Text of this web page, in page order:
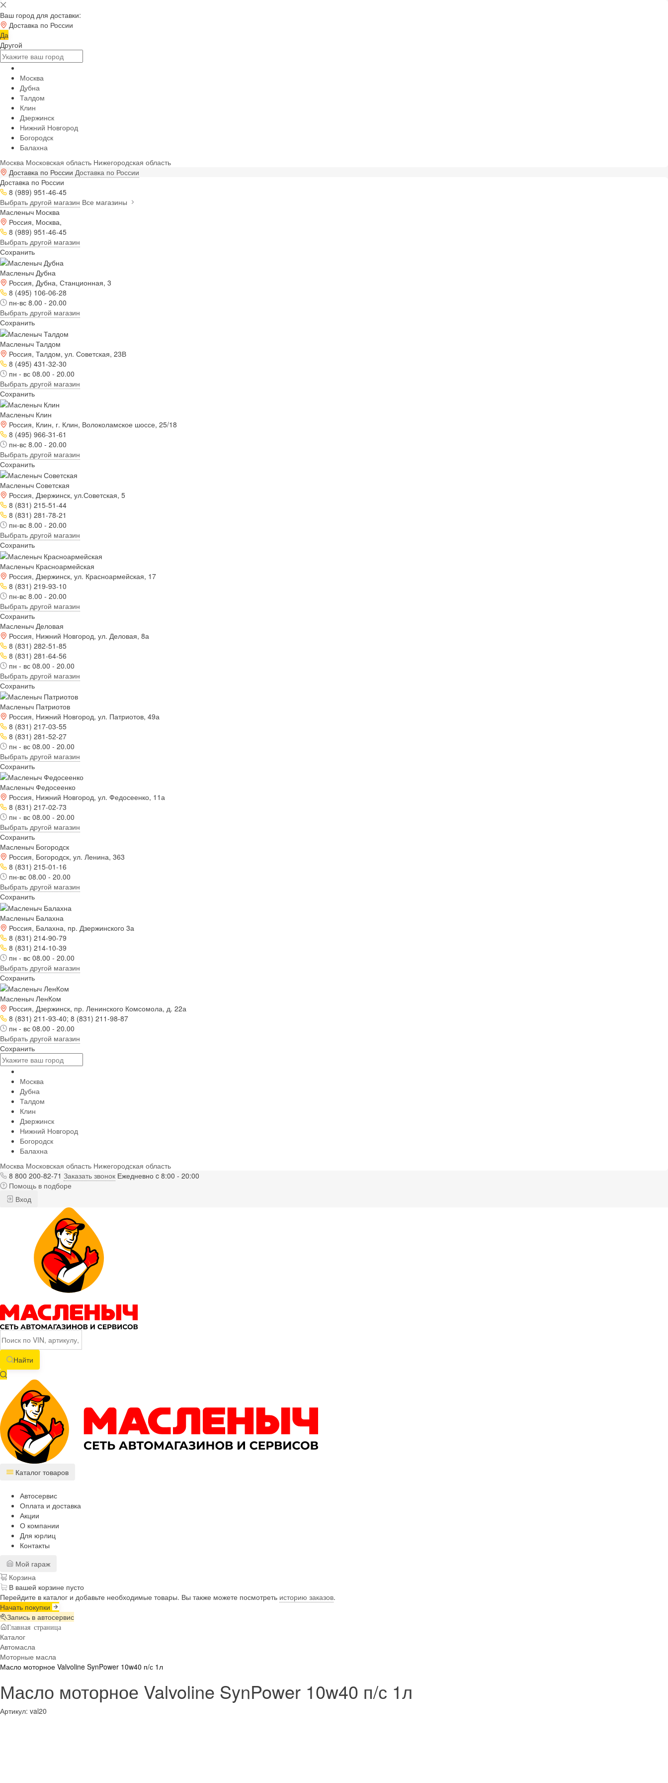
Ваш город для доставки:
Доставка по России
Да
Другой
Москва
Дубна
Талдом
Клин
Дзержинск
Нижний Новгород
Богородск
Балахна
Москва Московская область Нижегородская область
Доставка по России Доставка по России
Доставка по России
8 (989) 951-46-45
Выбрать другой магазин Все магазины
Масленыч Москва
Россия, Москва,
8 (989) 951-46-45
Выбрать другой магазин
Сохранить
Масленыч Дубна
Россия, Дубна, Станционная, 3
8 (495) 106-06-28
пн-вс 8.00 - 20.00
Выбрать другой магазин
Сохранить
Масленыч Талдом
Россия, Талдом, ул. Советская, 23В
8 (495) 431-32-30
пн - вс 08.00 - 20.00
Выбрать другой магазин
Сохранить
Масленыч Клин
Россия, Клин, г. Клин, Волоколамское шоссе, 25/18
8 (495) 966-31-61
пн-вс 8.00 - 20.00
Выбрать другой магазин
Сохранить
Масленыч Советская
Россия, Дзержинск, ул.Советская, 5
8 (831) 215-51-44
8 (831) 281-78-21
пн-вс 8.00 - 20.00
Выбрать другой магазин
Сохранить
Масленыч Красноармейская
Россия, Дзержинск, ул. Красноармейская, 17
8 (831) 219-93-10
пн-вс 8.00 - 20.00
Выбрать другой магазин
Сохранить
Масленыч Деловая
Россия, Нижний Новгород, ул. Деловая, 8а
8 (831) 282-51-85
8 (831) 281-64-56
пн - вс 08.00 - 20.00
Выбрать другой магазин
Сохранить
Масленыч Патриотов
Россия, Нижний Новгород, ул. Патриотов, 49а
8 (831) 217-03-55
8 (831) 281-52-27
пн - вс 08.00 - 20.00
Выбрать другой магазин
Сохранить
Масленыч Федосеенко
Россия, Нижний Новгород, ул. Федосеенко, 11а
8 (831) 217-02-73
пн - вс 08.00 - 20.00
Выбрать другой магазин
Сохранить
Масленыч Богородск
Россия, Богородск, ул. Ленина, 363
8 (831) 215-01-16
пн-вс 08.00 - 20.00
Выбрать другой магазин
Сохранить
Масленыч Балахна
Россия, Балахна, пр. Дзержинского 3а
8 (831) 214-90-79
8 (831) 214-10-39
пн - вс 08.00 - 20.00
Выбрать другой магазин
Сохранить
Масленыч ЛенКом
Россия, Дзержинск, пр. Ленинского Комсомола, д. 22а
8 (831) 211-93-40; 8 (831) 211-98-87
пн - вс 08.00 - 20.00
Выбрать другой магазин
Сохранить
Москва
Дубна
Талдом
Клин
Дзержинск
Нижний Новгород
Богородск
Балахна
Москва Московская область Нижегородская область
8 800 200-82-71 Заказать звонок Ежедневно c 8:00 - 20:00
Помощь в подборе
Вход
Найти
Каталог товаров
Автосервис
Оплата и доставка
Акции
О компании
Для юрлиц
Контакты
Мой гараж
Корзина
В вашей корзине пусто
Перейдите в каталог и добавьте необходимые товары. Вы также можете посмотреть историю заказов.
Начать покупки
Запись в автосервис
Главная страница
Каталог
Автомасла
Моторные масла
Масло моторное Valvoline SynPower 10w40 п/с 1л
Масло моторное Valvoline SynPower 10w40 п/с 1л
Артикул: val20